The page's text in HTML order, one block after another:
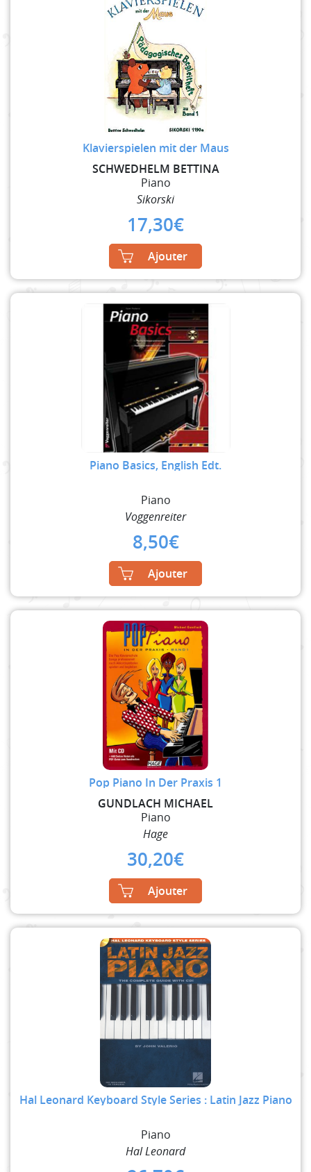
Klavierspielen mit der Maus
SCHWEDHELM BETTINA
Piano
Sikorski
17,30€
Ajouter
Piano Basics, English Edt.
Piano
Voggenreiter
8,50€
Ajouter
Pop Piano In Der Praxis 1
GUNDLACH MICHAEL
Piano
Hage
30,20€
Ajouter
Hal Leonard Keyboard Style Series : Latin Jazz Piano
Piano
Hal Leonard